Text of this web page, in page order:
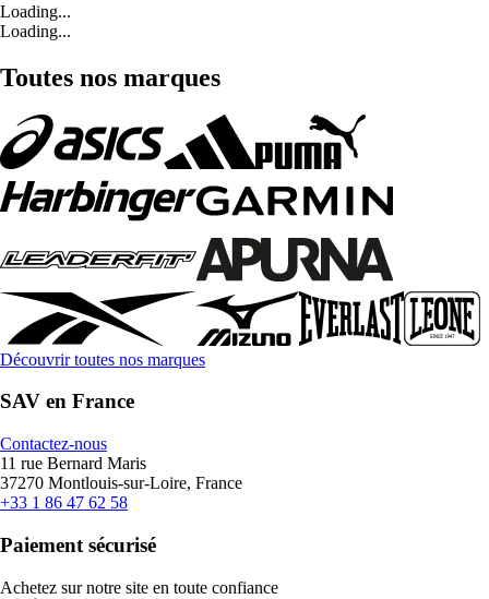
Loading...
Loading...
Toutes nos marques
Découvrir toutes nos marques
SAV en France
Contactez-nous
11 rue Bernard Maris
37270 Montlouis-sur-Loire, France
+33 1 86 47 62 58
Paiement sécurisé
Achetez sur notre site en toute confiance